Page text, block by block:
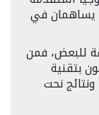
يساهمان في
للبعض، فمن
بتقنية
نحت